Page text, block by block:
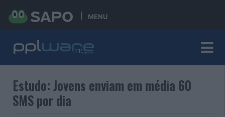
MENU
Estudo: Jovens enviam em média 60
SMS por dia